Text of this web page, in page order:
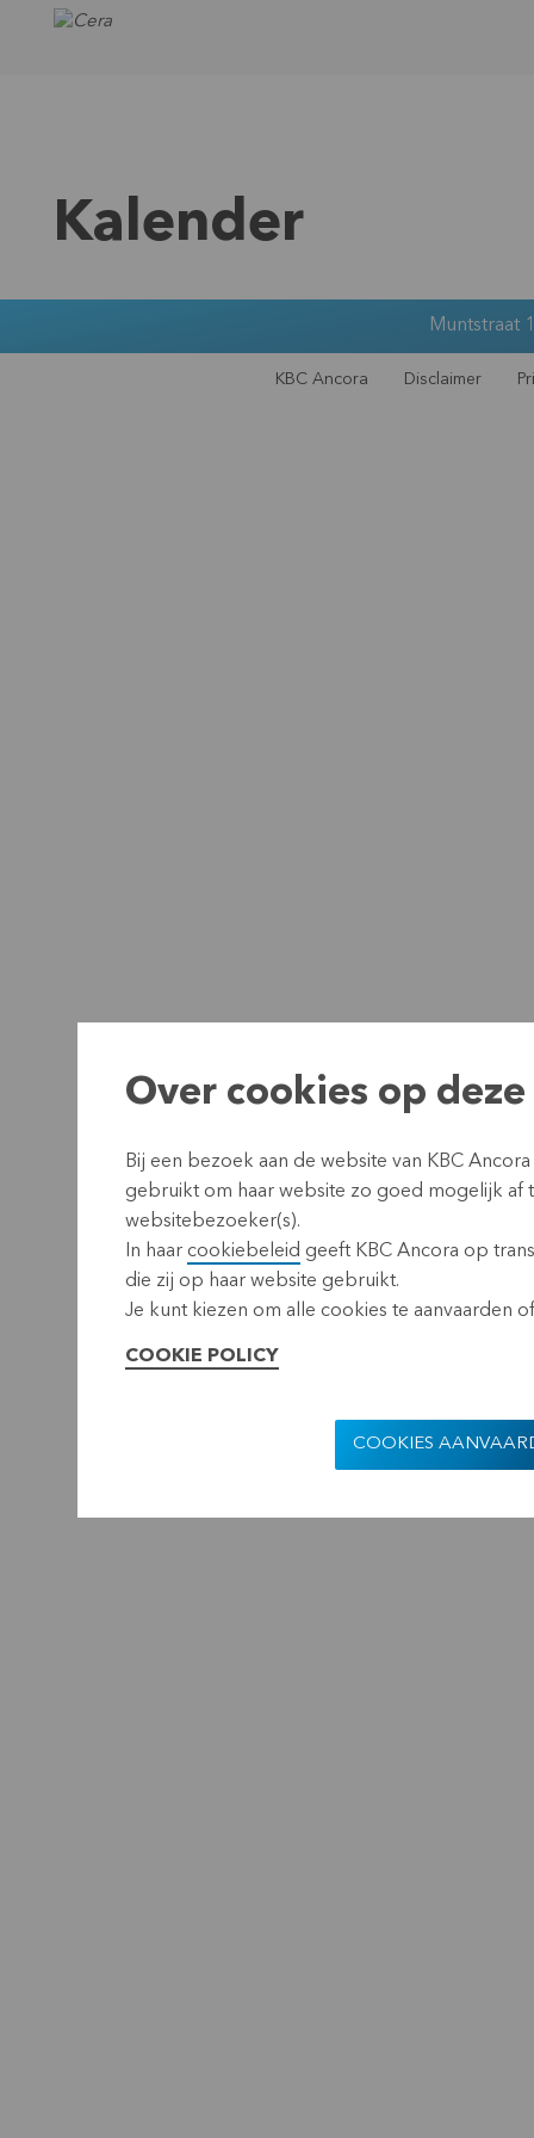
Kalender
Muntstraat
KBC Ancora Disclaimer
Over cookies op
Bij een bezoek aan de website van KBC
gebruikt om haar website zo goed mogelijk
websitebezoeker(s).
In haar cookiebeleid geeft KBC Ancora op
die zij op haar website gebruikt.
Je kunt kiezen om alle cookies te aanvaarden
COOKIE POLICY
COOKIES